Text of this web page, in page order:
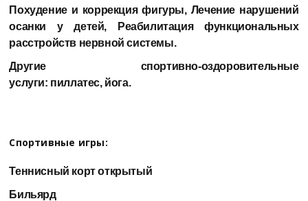
Похудение и коррекция фигуры, Лечение нарушений
осанки у детей, Реабилитация функциональных
расстройств нервной системы.
Другие спортивно-оздоровительные
услуги: пиллатес, йога.
Спортивные игры:
Теннисный корт открытый
Бильярд